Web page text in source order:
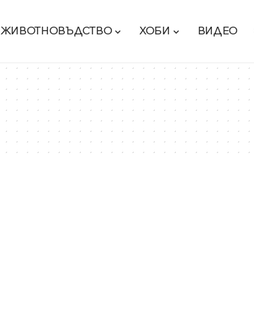
ЖИВОТНОВЪДСТВО ХОБИ ВИДЕО